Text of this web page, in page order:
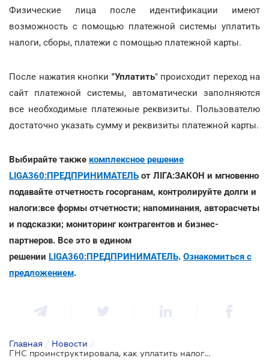
Физические лица после идентификации имеют
возможность с помощью платежной системы уплатить
налоги, сборы, платежи с помощью платежной карты.
После нажатия кнопки "Уплатить" происходит переход на
сайт платежной системы, автоматически заполняются
все необходимые платежные реквизиты. Пользователю
достаточно указать сумму и реквизиты платежной карты.
Выбирайте также комплексное решение
LIGA360:ПРЕДПРИНИМАТЕЛЬ от ЛІГА:ЗАКОН и мгновенно
подавайте отчетность госорганам, контролируйте долги и
налоги:все формы отчетности; напоминания, авторасчеты
и подсказки; мониторинг контрагентов и бизнес-
партнеров. Все это в едином
решении LIGA360:ПРЕДПРИНИМАТЕЛЬ. Ознакомиться с
предложением.
Главная / Новости /
ГНС проинструктировала, как уплатить налоги и ЕСВ онлайн